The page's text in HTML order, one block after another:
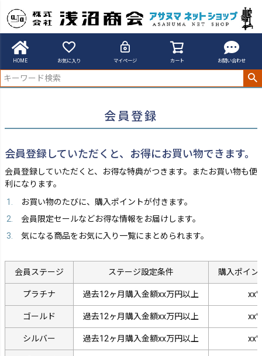
HOME お気に入り マイページ カート お問い合わせ
アサヌマネットショップ
会員登録
会員登録していただくと、お得にお買い物できます。
会員登録していただくと、お得な特典がつきます。またお買い物も便
利になります。
お買い物のたびに、購入ポイントが付きます。
会員限定セールなどお得な情報をお届けします。
気になる商品をお気に入り一覧にまとめられます。
会員ステージ ステージ設定条件 購入ポイン
プラチナ 過去12ヶ月購入金額xx万円以上 xx%
ゴールド 過去12ヶ月購入金額xx万円以上 xx%
シルバー 過去12ヶ月購入金額xx万円以上 xx%